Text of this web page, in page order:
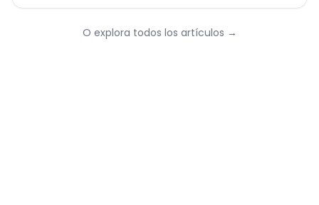
O explora todos los artículos →